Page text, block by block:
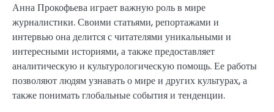
Анна Прокофьева играет важную роль в мире
журналистики. Своими статьями, репортажами и
интервью она делится с читателями уникальными и
интересными историями, а также предоставляет
аналитическую и культурологическую помощь. Ее работы
позволяют людям узнавать о мире и других культурах, а
также понимать глобальные события и тенденции.